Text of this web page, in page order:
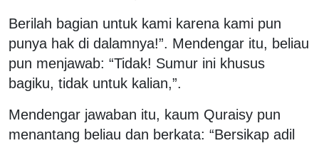
Berilah bagian untuk kami karena kami pun
punya hak di dalamnya!”. Mendengar itu, beliau
pun menjawab: “Tidak! Sumur ini khusus
bagiku, tidak untuk kalian,”.
Mendengar jawaban itu, kaum Quraisy pun
menantang beliau dan berkata: “Bersikap adil